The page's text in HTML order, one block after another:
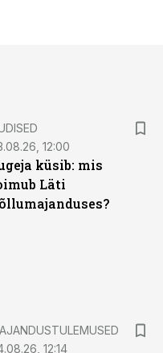
12:00
küsib: mis
Läti
12:14